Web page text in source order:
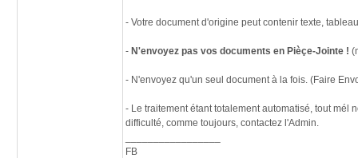
- Votre document d'origine peut contenir texte,
- N'envoyez pas vos documents en Pièçe-Jointe !
- N'envoyez qu'un seul document à la fois. (Faire
- Le traitement étant totalement automatisé, tout mél
difficulté, comme toujours, contactez l'Admin.
FB